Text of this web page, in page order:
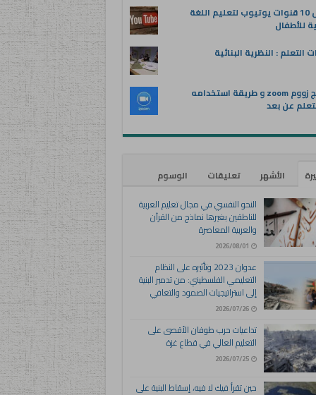
أفضل 10 قنوات يوتيوب لتعليم اللغة
للأطفال
التعلم : النظرية البنائية
برنامج زووم zoom و طريقة استخدامه
عن بعد
الأشهر تعليقات
الوسوم
النحو النفسي في مجال تعليم العربية
للناطقين بغيرها نماذج من القرآن
والعربية المعاصرة
2026/08/01
عدوان 2023 وتأثيره على النظام
التعليمي الفلسطيني: من تدمير البنية
إلى استراتيجيات الصمود والتعافي
2026/07/26
تداعيات حرب طوفان الأقصى على
التعليم العالي في قطاع غزة
2026/07/25
حين تقرأ فيك لا فيه، إسقاط البنية على